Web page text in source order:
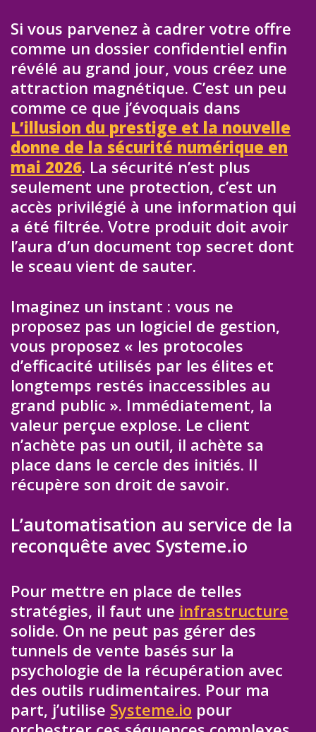
Si vous parvenez à cadrer votre offre
comme un dossier confidentiel enfin
révélé au grand jour, vous créez une
attraction magnétique. C’est un peu
comme ce que j’évoquais dans
L’illusion du prestige et la nouvelle
donne de la sécurité numérique en
mai 2026. La sécurité n’est plus
seulement une protection, c’est un
accès privilégié à une information qui
a été filtrée. Votre produit doit avoir
l’aura d’un document top secret dont
le sceau vient de sauter.
Imaginez un instant : vous ne
proposez pas un logiciel de gestion,
vous proposez « les protocoles
d’efficacité utilisés par les élites et
longtemps restés inaccessibles au
grand public ». Immédiatement, la
valeur perçue explose. Le client
n’achète pas un outil, il achète sa
place dans le cercle des initiés. Il
récupère son droit de savoir.
L’automatisation au service de la
reconquête avec Systeme.io
Pour mettre en place de telles
stratégies, il faut une infrastructure
solide. On ne peut pas gérer des
tunnels de vente basés sur la
psychologie de la récupération avec
des outils rudimentaires. Pour ma
part, j’utilise Systeme.io pour